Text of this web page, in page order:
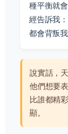
種平衡就
經告訴我
都會背叛
說實話，
他們想要
比誰都精
顯。